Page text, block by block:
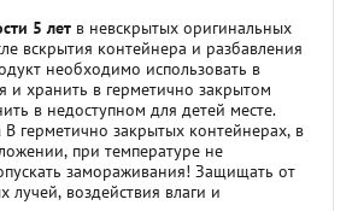
5 лет в невскрытых оригинальных
вскрытия контейнера и разбавления
необходимо использовать в
и хранить в герметично закрытом
в недоступном для детей месте.
В герметично закрытых контейнерах, в
при температуре не
замораживания! Защищать от
лучей, воздействия влаги и